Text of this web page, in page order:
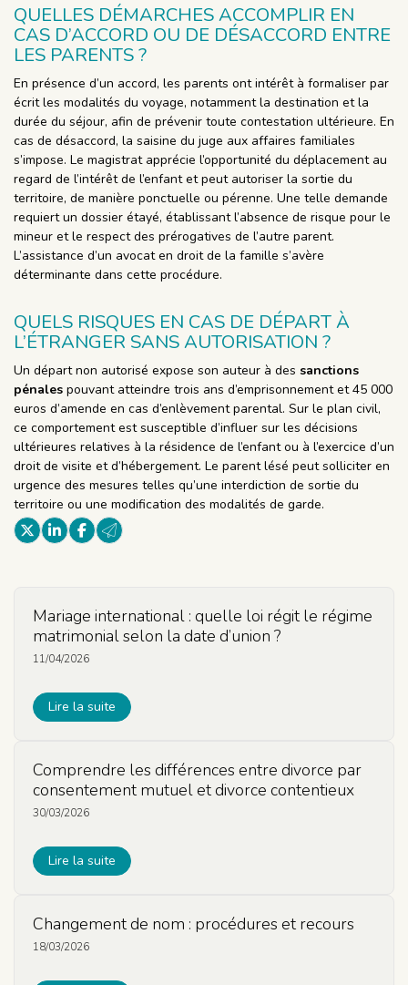
QUELLES DÉMARCHES ACCOMPLIR EN
CAS D’ACCORD OU DE DÉSACCORD ENTRE
LES PARENTS ?
En présence d’un accord, les parents ont intérêt à formaliser par
écrit les modalités du voyage, notamment la destination et la
durée du séjour, afin de prévenir toute contestation ultérieure. En
cas de désaccord, la saisine du juge aux affaires familiales
s’impose. Le magistrat apprécie l’opportunité du déplacement au
regard de l’intérêt de l’enfant et peut autoriser la sortie du
territoire, de manière ponctuelle ou pérenne. Une telle demande
requiert un dossier étayé, établissant l’absence de risque pour le
mineur et le respect des prérogatives de l’autre parent.
L’assistance d’un avocat en droit de la famille s’avère
déterminante dans cette procédure.
QUELS RISQUES EN CAS DE DÉPART À
L’ÉTRANGER SANS AUTORISATION ?
Un départ non autorisé expose son auteur à des sanctions
pénales pouvant atteindre trois ans d’emprisonnement et 45 000
euros d’amende en cas d’enlèvement parental. Sur le plan civil,
ce comportement est susceptible d’influer sur les décisions
ultérieures relatives à la résidence de l’enfant ou à l’exercice d’un
droit de visite et d’hébergement. Le parent lésé peut solliciter en
urgence des mesures telles qu’une interdiction de sortie du
territoire ou une modification des modalités de garde.
Mariage international : quelle loi régit le régime
matrimonial selon la date d’union ?
11/04/2026
Lire la suite
Comprendre les différences entre divorce par
consentement mutuel et divorce contentieux
30/03/2026
Lire la suite
Changement de nom : procédures et recours
18/03/2026